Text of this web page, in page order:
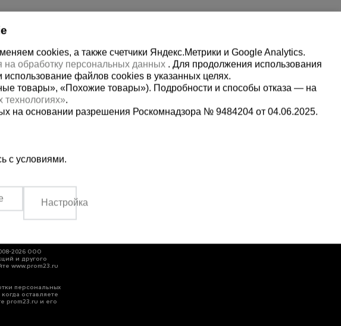
(861) 225-00-90
звонок
Мы в социальных сетях:
2026 ООО
и другого
www.prom23.ru
персональных
оставляете
prom23.ru и его
cookies, а также счетчики Яндекс.Метрики и Google Analytics.
на обработку персональных данных . Для продолжения использования
файлов cookies в указанных целях.
товары», «Похожие товары»). Подробности и способы отказа — на
.
на основании разрешения Роскомнадзора № 9484204 от 04.06.2025.
с условиями.
Настройка